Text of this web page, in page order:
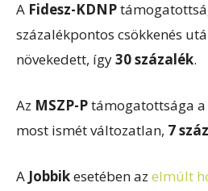
A Fidesz-KDNP
százalékpontos csökkenés
növekedett, így30 százalék.
Az MSZP-Ptámogatottsága a
most ismét változatlan, 7
A Jobbikesetében az elmúlt